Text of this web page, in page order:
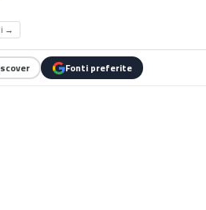
→
Fonti preferite